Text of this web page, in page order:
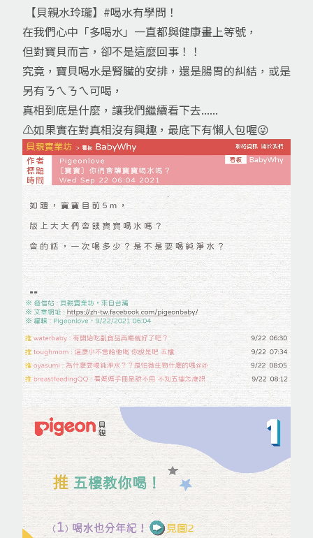
【貝親水玲瓏】#喝水有學問！
在我們心中「多喝水」一直都與健康畫上等號，
但對寶貝而言，卻不是這麼回事！！
究竟，寶貝喝水是腎臟的安排，還是腸胃的糾結，或是
另有ㄋㄟㄋㄟ可喝，
真相到底是什麼，讓我們繼續看下去......
⚠️如果實在對真相沒有興趣，最底下有懶人包喔😜